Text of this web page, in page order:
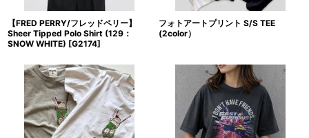
【FRED PERRY/フレッドペリー】
Sheer Tipped Polo Shirt (129：
SNOW WHITE) [G2174]
フォトアートプリント S/S TEE
(2color）